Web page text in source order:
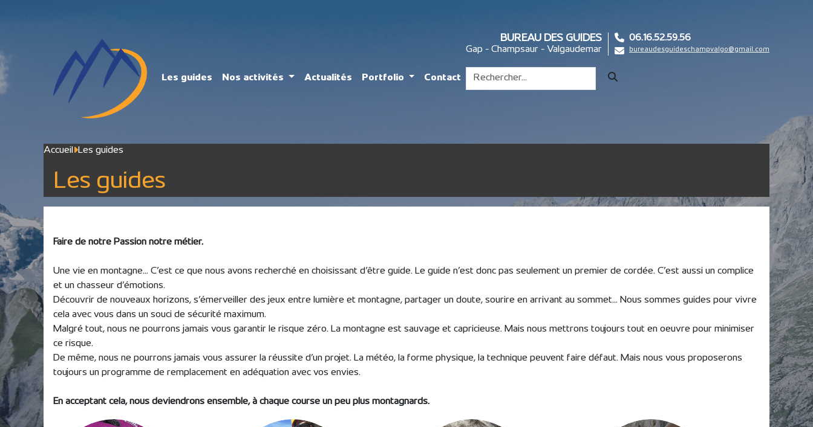
BUREAU DES GUIDES
Gap - Champsaur - Valgaudemar
06.16.52.59.56
bureaudesguideschampvalgo@gmail.com
Les guides Nos activités Actualités Portfolio Contact
Accueil Les guides
Les guides
Faire de notre Passion notre métier.
Une vie en montagne... C’est ce que nous avons recherché en choisissant d’être guide. Le guide n’est donc pas seulement un premier de cordée. C’est aussi un complice
et un chasseur d’émotions.
Découvrir de nouveaux horizons, s’émerveiller des jeux entre lumière et montagne, partager un doute, sourire en arrivant au sommet... Nous sommes guides pour vivre
cela avec vous dans un souci de sécurité maximum.
Malgré tout, nous ne pourrons jamais vous garantir le risque zéro. La montagne est sauvage et capricieuse. Mais nous mettrons toujours tout en oeuvre pour minimiser
ce risque.
De même, nous ne pourrons jamais vous assurer la réussite d’un projet. La météo, la forme physique, la technique peuvent faire défaut. Mais nous vous proposerons
toujours un programme de remplacement en adéquation avec vos envies.
En acceptant cela, nous deviendrons ensemble, à chaque course un peu plus montagnards.